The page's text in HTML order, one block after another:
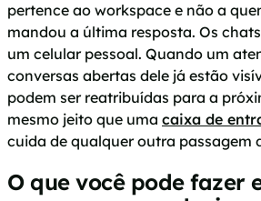
pertence ao workspace e não a
mandou a última resposta. Os
um celular pessoal. Quando um
conversas abertas dele já estão
podem ser reatribuídas para a
mesmo jeito que uma caixa de
cuida de qualquer outra passagem
O que você pode fazer